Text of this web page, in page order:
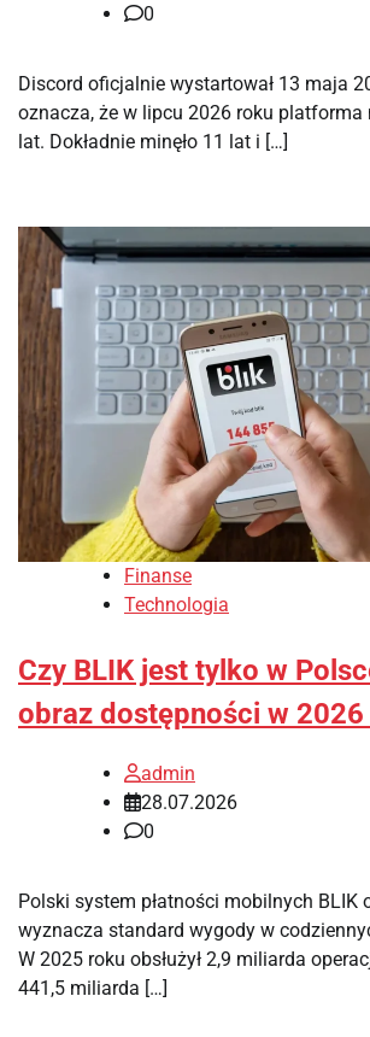
0
Discord oficjalnie wystartował 13 maja
oznacza, że w lipcu 2026 roku platforma
lat. Dokładnie minęło 11 lat i […]
Finanse
Technologia
Czy BLIK jest tylko w
obraz dostępności w
admin
28.07.2026
0
Polski system płatności mobilnych BLIK
wyznacza standard wygody w
W 2025 roku obsłużył 2,9 miliarda
441,5 miliarda […]